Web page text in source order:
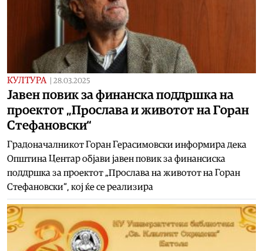
КУЛТУРА 28.03.2025
Јавен повик за финанска поддршка на
проектот „Прослава и животот на Горан
Стефановски“
Градоначалникот Горан Герасимовски информира дека
Општина Центар објави јавен повик за финансиска
поддршка за проектот „Прослава на животот на Горан
Стефановски“, кој ќе се реализира